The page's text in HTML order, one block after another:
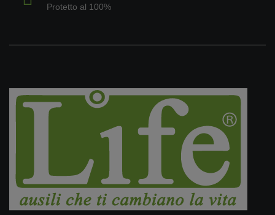
Protetto al 100%